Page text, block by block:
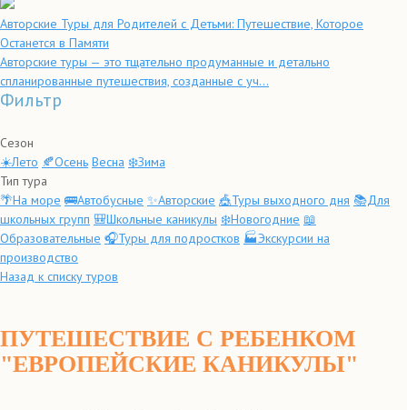
Авторские Туры для Родителей с Детьми: Путешествие, Которое
Останется в Памяти
Авторские туры — это тщательно продуманные и детально
спланированные путешествия, созданные с уч...
Фильтр
Сезон
☀️Лето 🍂Осень Весна ❄️Зима
Тип тура
🌴На море 🚌Автобусные ✨Авторские 🎪Туры выходного дня 📚Для
школьных групп 🎒Школьные каникулы ❄️Новогодние 📖
Образовательные 🎧Туры для подростков 🏭Экскурсии на
производство
Назад к списку туров
ПУТЕШЕСТВИЕ С РЕБЕНКОМ
"ЕВРОПЕЙСКИЕ КАНИКУЛЫ"